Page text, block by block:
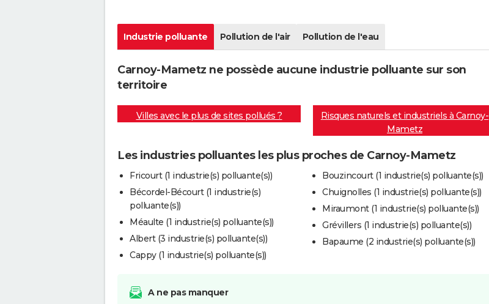
Industrie polluante Pollution de l'air Pollution de l'eau
Carnoy-Mametz ne possède aucune industrie polluante sur son
territoire
Villes avec le plus de sites pollués ?
Risques naturels et industriels à Carnoy-
Mametz
Les industries polluantes les plus proches de Carnoy-Mametz
Fricourt (1 industrie(s) polluante(s))
Bécordel-Bécourt (1 industrie(s)
polluante(s))
Méaulte (1 industrie(s) polluante(s))
Albert (3 industrie(s) polluante(s))
Cappy (1 industrie(s) polluante(s))
Bouzincourt (1 industrie(s) polluante(s))
Chuignolles (1 industrie(s) polluante(s))
Miraumont (1 industrie(s) polluante(s))
Grévillers (1 industrie(s) polluante(s))
Bapaume (2 industrie(s) polluante(s))
A ne pas manquer